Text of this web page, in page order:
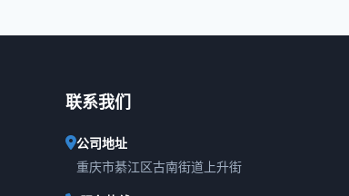
联系我们
公司地址
重庆市綦江区古南街道上升街